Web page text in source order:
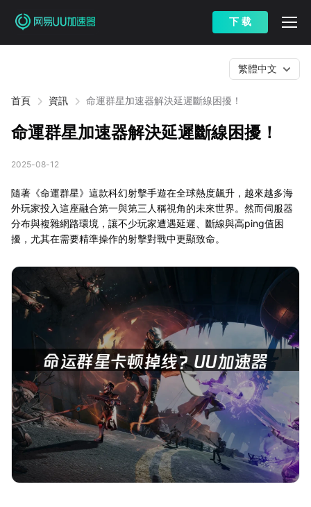
下 载
首頁 資訊 命運群星加速器解決延遲斷線困擾！
繁體中文
命運群星加速器解決延遲斷線困擾！
2025-08-12
隨著《命運群星》這款科幻射擊手遊在全球熱度飆升，越來越多海
外玩家投入這座融合第一與第三人稱視角的未來世界。然而伺服器
分布與複雜網路環境，讓不少玩家遭遇延遲、斷線與高ping值困
擾，尤其在需要精準操作的射擊對戰中更顯致命。